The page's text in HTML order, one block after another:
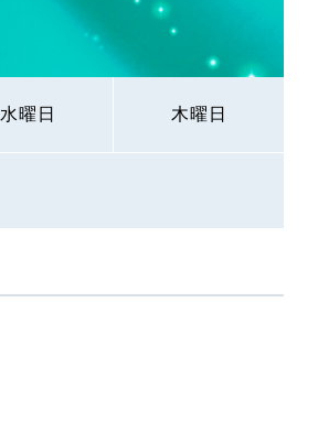
水曜日 木曜日